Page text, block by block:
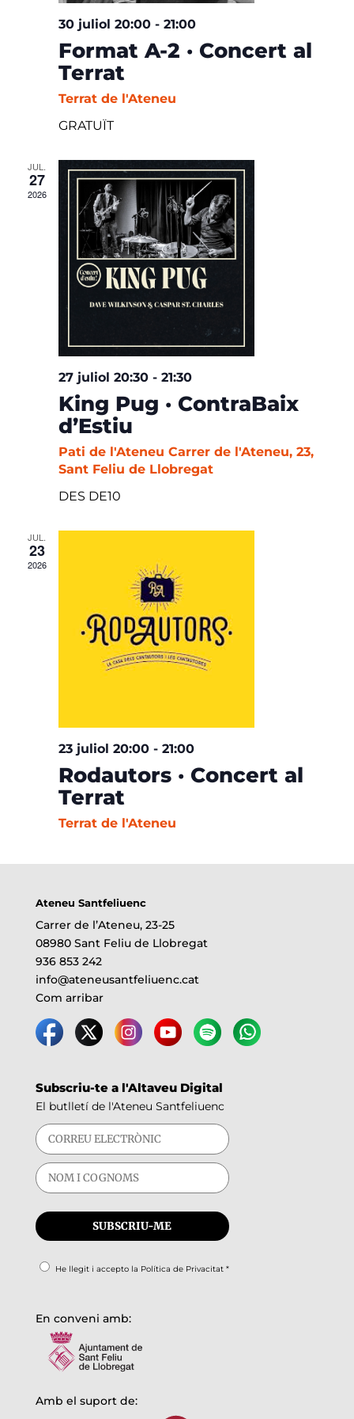
30 juliol 20:00- 21:00
Format A-2 · Concert al
Terrat
Terrat de l'Ateneu
GRATUÏT
JUL.
27
2026
27 juliol 20:30- 21:30
King Pug · ContraBaix
d’Estiu
Pati de l'Ateneu Carrer de l'Ateneu, 23,
Sant Feliu de Llobregat
DES DE10
JUL.
23
2026
23 juliol 20:00- 21:00
Rodautors · Concert al
Terrat
Terrat de l'Ateneu
Ateneu Santfeliuenc
Carrer de l’Ateneu, 23-25
08980 Sant Feliu de Llobregat
936 853 242
info@ateneusantfeliuenc.cat
Com arribar
Subscriu-te a l'Altaveu Digital
El butlletí de l'Ateneu Santfeliuenc
He llegit i accepto la Política de Privacitat*
En conveni amb:
Amb el suport de: